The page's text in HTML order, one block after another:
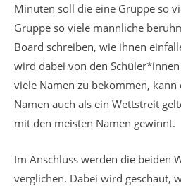
Minuten soll die eine Gruppe so
Gruppe so viele männliche
Board schreiben, wie ihnen
wird dabei von den
viele Namen zu bekommen, kann
Namen auch als ein Wettstreit
mit den meisten Namen gewinnt.
Im Anschluss werden die beiden
verglichen. Dabei wird geschaut,